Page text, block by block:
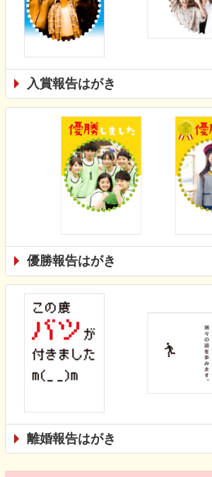
入賞報告はがき
優勝報告はがき
離婚報告はがき